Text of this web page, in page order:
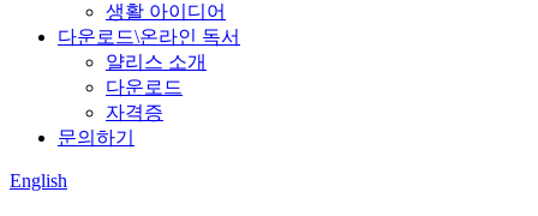
생활 아이디어
다운로드\온라인 독서
얄리스 소개
다운로드
자격증
문의하기
English